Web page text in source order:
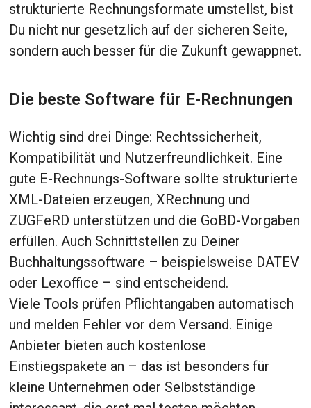
strukturierte Rechnungsformate umstellst, bist
Du nicht nur gesetzlich auf der sicheren Seite,
sondern auch besser für die Zukunft gewappnet.
Die beste Software für E-Rechnungen
Wichtig sind drei Dinge: Rechtssicherheit,
Kompatibilität und Nutzerfreundlichkeit. Eine
gute E-Rechnungs-Software sollte strukturierte
XML-Dateien erzeugen, XRechnung und
ZUGFeRD unterstützen und die GoBD-Vorgaben
erfüllen. Auch Schnittstellen zu Deiner
Buchhaltungssoftware – beispielsweise DATEV
oder Lexoffice – sind entscheidend.
Viele Tools prüfen Pflichtangaben automatisch
und melden Fehler vor dem Versand. Einige
Anbieter bieten auch kostenlose
Einstiegspakete an – das ist besonders für
kleine Unternehmen oder Selbstständige